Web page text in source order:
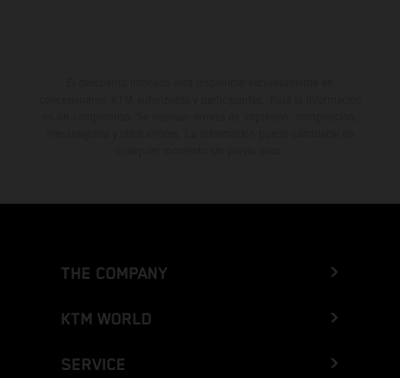
THE COMPANY
KTM WORLD
SERVICE